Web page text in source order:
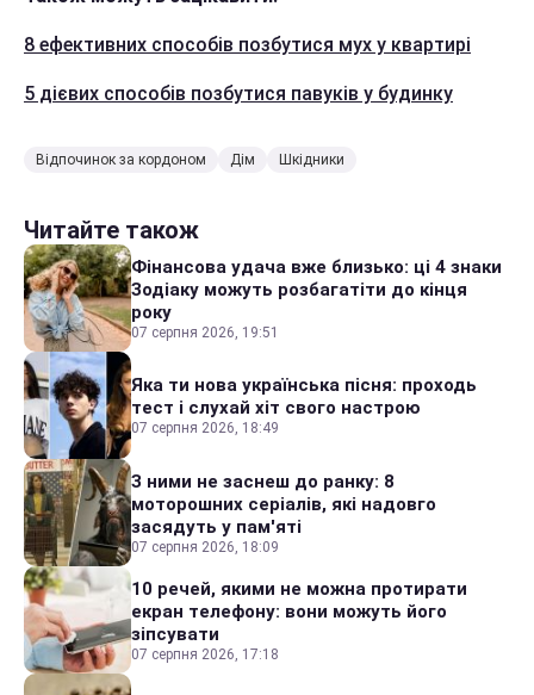
8 ефективних способів позбутися мух у квартирі
5 дієвих способів позбутися павуків у будинку
Відпочинок за кордоном Дім Шкідники
Читайте також
Фінансова удача вже близько: ці 4 знаки
Зодіаку можуть розбагатіти до кінця
року
07 серпня 2026, 19:51
Яка ти нова українська пісня: проходь
тест і слухай хіт свого настрою
07 серпня 2026, 18:49
З ними не заснеш до ранку: 8
моторошних серіалів, які надовго
засядуть у пам'яті
07 серпня 2026, 18:09
10 речей, якими не можна протирати
екран телефону: вони можуть його
зіпсувати
07 серпня 2026, 17:18